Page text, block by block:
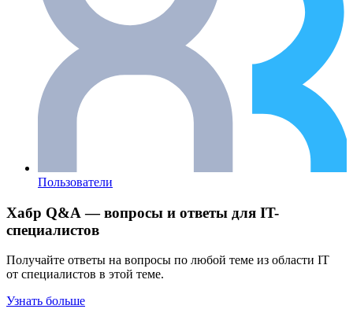
Пользователи
Хабр Q&A — вопросы и ответы для IT-
специалистов
Получайте ответы на вопросы по любой теме из области IT
от специалистов в этой теме.
Узнать больше